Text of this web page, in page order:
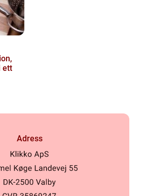
ett
Adress